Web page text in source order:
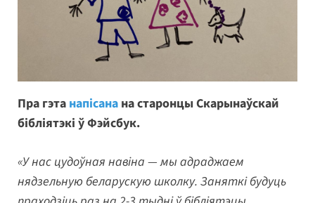
Пра гэта напісана на старонцы Скарынаўскай
бібліятэкі ў Фэйсбук.
«У нас цудоўная навіна — мы адраджаем
нядзельную беларускую школку. Заняткі будуць